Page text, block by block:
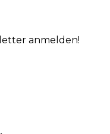
anmelden!